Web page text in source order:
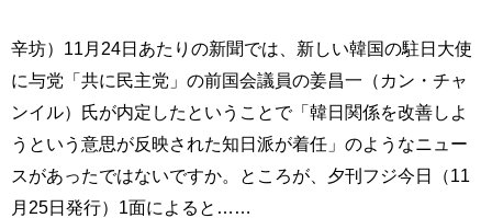
辛坊）11月24日あたりの新聞では、新しい韓国の駐日大使
に与党「共に民主党」の前国会議員の姜昌一（カン・チャ
ンイル）氏が内定したということで「韓日関係を改善しよ
うという意思が反映された知日派が着任」のようなニュー
スがあったではないですか。ところが、夕刊フジ今日（11
月25日発行）1面によると……